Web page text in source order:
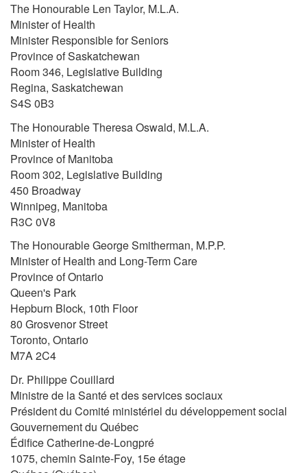
The Honourable Len Taylor, M.L.A.
Minister of Health
Minister Responsible for Seniors
Province of Saskatchewan
Room 346, Legislative Building
Regina, Saskatchewan
S4S 0B3
The Honourable Theresa Oswald, M.L.A.
Minister of Health
Province of Manitoba
Room 302, Legislative Building
450 Broadway
Winnipeg, Manitoba
R3C 0V8
The Honourable George Smitherman, M.P.P.
Minister of Health and Long-Term Care
Province of Ontario
Queen's Park
Hepburn Block, 10th Floor
80 Grosvenor Street
Toronto, Ontario
M7A 2C4
Dr. Philippe Couillard
Ministre de la Santé et des services sociaux
Président du Comité ministériel du développement social
Gouvernement du Québec
Édifice Catherine-de-Longpré
1075, chemin Sainte-Foy, 15e étage